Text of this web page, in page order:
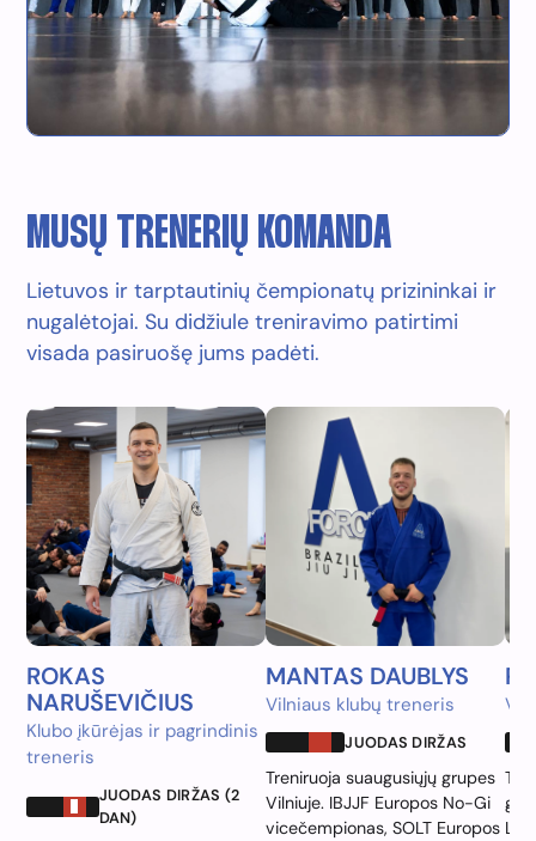
MŪSŲ TRENERIŲ KOMANDA
Lietuvos ir tarptautinių čempionatų prizininkai ir
nugalėtojai. Su didžiule treniravimo patirtimi
visada pasiruošę jums padėti.
ROKAS
NARUŠEVIČIUS
Klubo įkūrėjas ir pagrindinis
treneris
JUODAS DIRŽAS (2
DAN)
MANTAS DAUBLYS
Vilniaus klubų treneris
JUODAS DIRŽAS
Treniruoja suaugusiųjų grupes
Vilniuje. IBJJF Europos No-Gi
vicečempionas, SOLT Europos